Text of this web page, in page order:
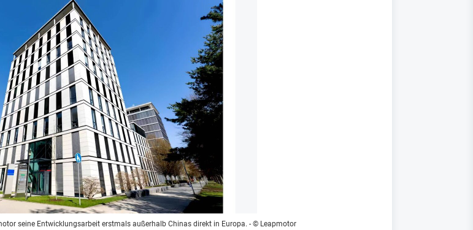
seine Entwicklungsarbeit erstmals außerhalb Chinas direkt in Europa. - © Leapmotor